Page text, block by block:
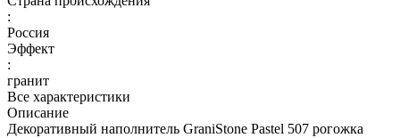
:
Россия
Эффект
:
гранит
Все характеристики
Описание
Декоративный наполнитель GraniStone Pastel 507 рогожка